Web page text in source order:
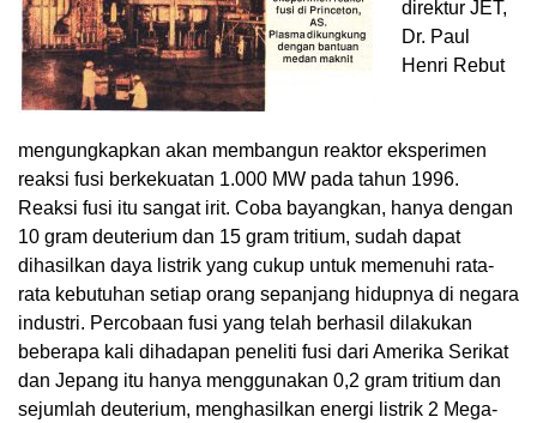
direktur JET,
Dr. Paul
Henri Rebut
mengungkapkan akan membangun reaktor eksperimen
reaksi fusi berkekuatan 1.000 MW pada tahun 1996.
Reaksi fusi itu sangat irit. Coba bayangkan, hanya dengan
10 gram deuterium dan 15 gram tritium, sudah dapat
dihasilkan daya listrik yang cukup untuk memenuhi rata-
rata kebutuhan setiap orang sepanjang hidupnya di negara
industri. Percobaan fusi yang telah berhasil dilakukan
beberapa kali dihadapan peneliti fusi dari Amerika Serikat
dan Jepang itu hanya menggunakan 0,2 gram tritium dan
sejumlah deuterium, menghasilkan energi listrik 2 Mega-